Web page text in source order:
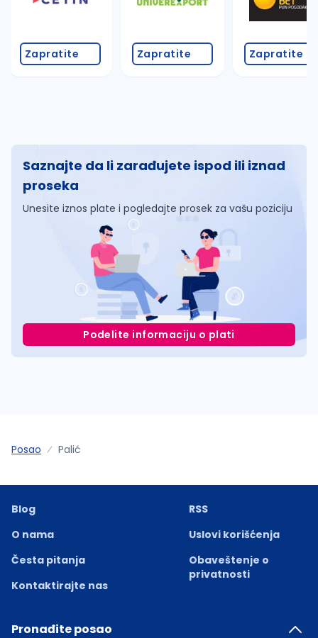
Zapratite Zapratite Zapratite
Saznajte da li zarađujete ispod ili iznad
proseka
Unesite iznos plate i pogledajte prosek za vašu poziciju
Podelite informaciju o plati
Posao Palić
Blog
O nama
Česta pitanja
Kontaktirajte nas
RSS
Uslovi korišćenja
Obaveštenje o
privatnosti
Pronađite posao